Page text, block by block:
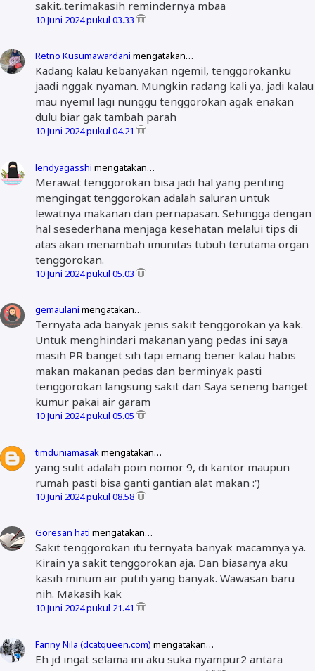
sakit..terimakasih remindernya mbaa
10 Juni 2024 pukul 03.33
Retno Kusumawardani mengatakan…
Kadang kalau kebanyakan ngemil, tenggorokanku
jaadi nggak nyaman. Mungkin radang kali ya, jadi kalau
mau nyemil lagi nunggu tenggorokan agak enakan
dulu biar gak tambah parah
10 Juni 2024 pukul 04.21
lendyagasshi mengatakan…
Merawat tenggorokan bisa jadi hal yang penting
mengingat tenggorokan adalah saluran untuk
lewatnya makanan dan pernapasan. Sehingga dengan
hal sesederhana menjaga kesehatan melalui tips di
atas akan menambah imunitas tubuh terutama organ
tenggorokan.
10 Juni 2024 pukul 05.03
gemaulani mengatakan…
Ternyata ada banyak jenis sakit tenggorokan ya kak.
Untuk menghindari makanan yang pedas ini saya
masih PR banget sih tapi emang bener kalau habis
makan makanan pedas dan berminyak pasti
tenggorokan langsung sakit dan Saya seneng banget
kumur pakai air garam
10 Juni 2024 pukul 05.05
timduniamasakmengatakan…
yang sulit adalah poin nomor 9, di kantor maupun
rumah pasti bisa ganti gantian alat makan :')
10 Juni 2024 pukul 08.58
Goresan hati mengatakan…
Sakit tenggorokan itu ternyata banyak macamnya ya.
Kirain ya sakit tenggorokan aja. Dan biasanya aku
kasih minum air putih yang banyak. Wawasan baru
nih. Makasih kak
10 Juni 2024 pukul 21.41
Fanny Nila (dcatqueen.com) mengatakan…
Eh jd ingat selama ini aku suka nyampur2 antara